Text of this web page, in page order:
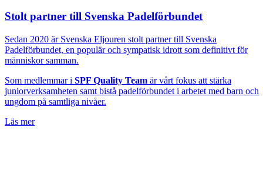
Stolt partner till Svenska Padelförbundet
Sedan 2020 är Svenska Eljouren stolt partner till Svenska
Padelförbundet, en populär och sympatisk idrott som definitivt för
människor samman.
Som medlemmar i SPF Quality Team är vårt fokus att stärka
juniorverksamheten samt bistå padelförbundet i arbetet med barn och
ungdom på samtliga nivåer.
Läs mer